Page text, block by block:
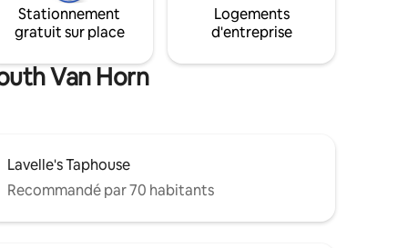
Stationnement
gratuit sur place
Logements
d'entreprise
Van Horn
Lavelle's Taphouse
Recommandé par 70 habitants